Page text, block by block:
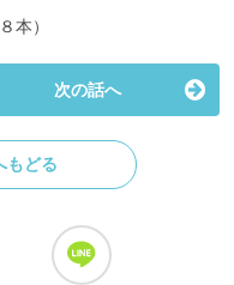
本）
次の話へ
もどる